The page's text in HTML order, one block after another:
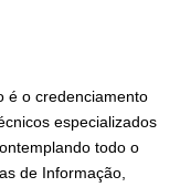
é o credenciamento
especializados
todo o
de Informação,